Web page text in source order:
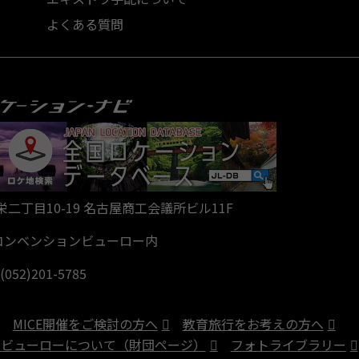
よくある質問
二丁目10-19 名古屋商工会議所ビル11F
ベンションビューロー内
5785
MICE開催をご検討の方へ
教育旅行をお考えの方へ
ューローについて（財団ページ）
フォトライブラリー